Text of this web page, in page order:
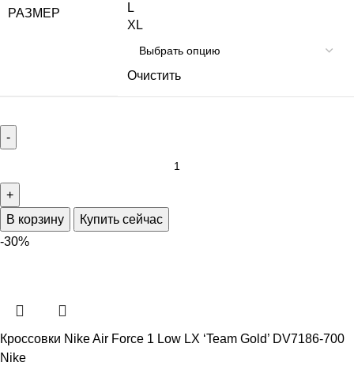
РАЗМЕР
L
XL
Очистить
В корзину
Купить сейчас
-30%
Кроссовки Nike Air Force 1 Low LX ‘Team Gold’ DV7186-700
Nike